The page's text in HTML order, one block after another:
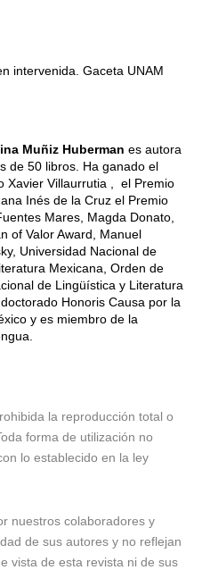
intervenida. Gaceta UNAM
Muñiz Huberman es autora
de 50 libros. Ha ganado el
Xavier Villaurrutia , el Premio
Inés de la Cruz el Premio
Mares, Magda Donato,
of Valor Award, Manuel
Universidad Nacional de
Mexicana, Orden de
de Lingüística y Literatura
Honoris Causa por la
y es miembro de la
la reproducción total o
forma de utilización no
lo establecido en la ley
nuestros colaboradores y
de sus autores y no reflejan
vista de esta revista ni de sus